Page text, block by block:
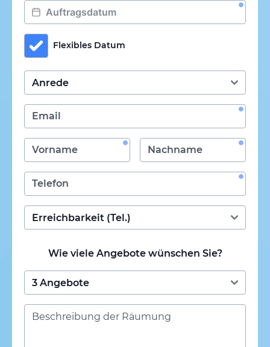
Flexibles Datum
Wie viele Angebote wünschen Sie?